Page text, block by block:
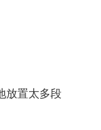
放置太多段